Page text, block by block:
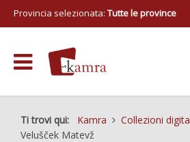
Provincia selezionata: Tutte le province
Ti trovi qui: Kamra Collezioni
Velušček Matevž